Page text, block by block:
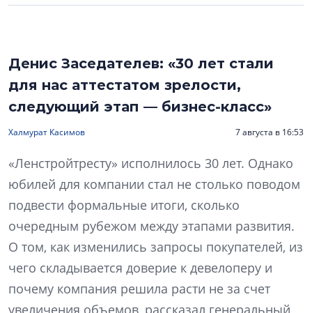
Денис Заседателев: «30 лет стали
для нас аттестатом зрелости,
следующий этап — бизнес-класс»
Халмурат Касимов 7 августа в 16:53
«Ленстройтресту» исполнилось 30 лет. Однако
юбилей для компании стал не столько поводом
подвести формальные итоги, сколько
очередным рубежом между этапами развития.
О том, как изменились запросы покупателей, из
чего складывается доверие к девелоперу и
почему компания решила расти не за счет
увеличения объемов, рассказал генеральный